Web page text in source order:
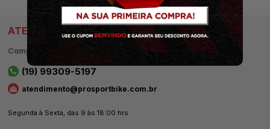
ATENDIMENTO
Compras Whatsapp e Site
(19) 99309-5197
atendimento@prosportbike.com.br
Segunda à Sexta, das 9 às 18:00 hrs